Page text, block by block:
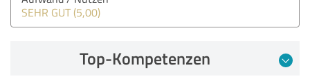
SEHR GUT (5,00)
Top-Kompetenzen